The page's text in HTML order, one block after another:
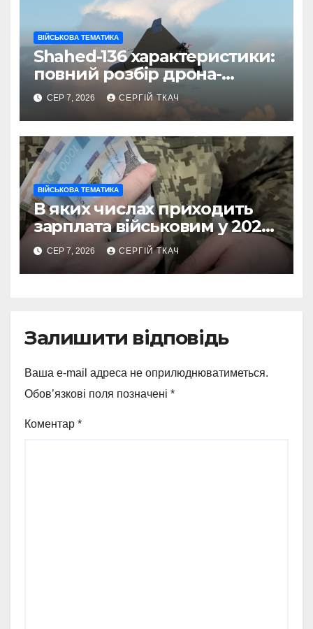
ВІЙСЬКОВА ТЕМАТИКА
Shahed-136 характеристики:
повний розбір дрона-
камікадзе
СЕР 7, 2026 СЕРГІЙ ТКАЧ
ВІЙСЬКОВА ТЕМАТИКА
В яких числах приходить
зарплата військовим у 2026
році
СЕР 7, 2026 СЕРГІЙ ТКАЧ
Залишити відповідь
Ваша e-mail адреса не оприлюднюватиметься.
Обов’язкові поля позначені *
Коментар *